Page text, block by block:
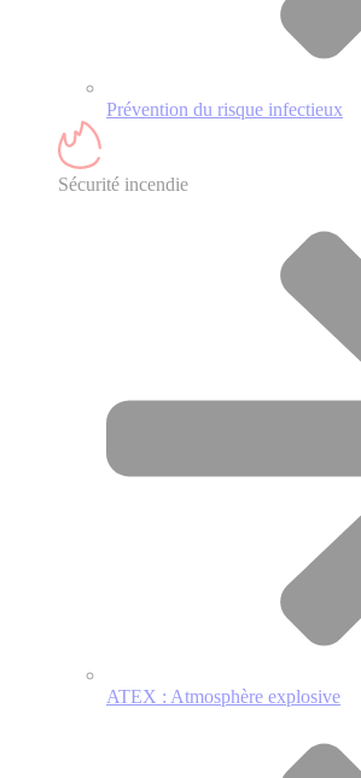
Prévention du risque infectieux
Sécurité incendie
ATEX : Atmosphère explosive